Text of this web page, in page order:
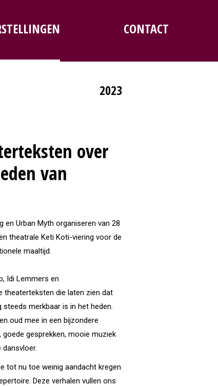
CONTACT
2023
over
van
en Urban Myth organiseren van 28
theatrale Keti Koti-viering voor de
maaltijd.
Idi Lemmers en
theaterteksten die laten zien dat
merkbaar is in het heden.
oud mee in een bijzondere
gesprekken, mooie muziek
tot nu toe weinig aandacht kregen
Deze verhalen vullen ons